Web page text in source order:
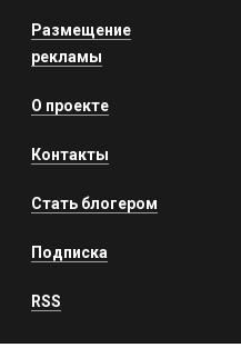
Размещение
рекламы
О проекте
Контакты
Стать блогером
Подписка
RSS